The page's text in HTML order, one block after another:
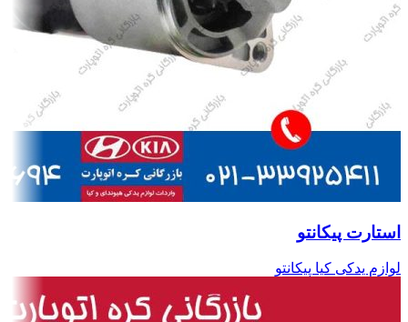
استارت پیکانتو
لوازم یدکی کیا پیکانتو